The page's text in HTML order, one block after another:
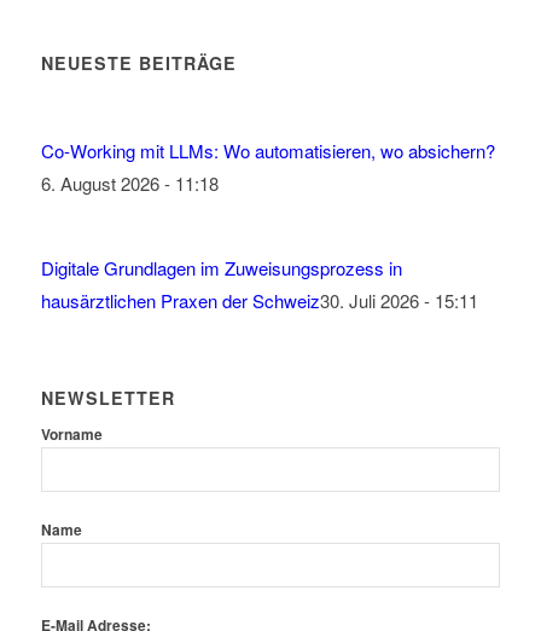
NEUESTE BEITRÄGE
Co-Working mit LLMs: Wo automatisieren, wo absichern?
6. August 2026 - 11:18
Digitale Grundlagen im Zuweisungsprozess in
hausärztlichen Praxen der Schweiz30. Juli 2026 - 15:11
NEWSLETTER
Vorname
Name
E-Mail Adresse: